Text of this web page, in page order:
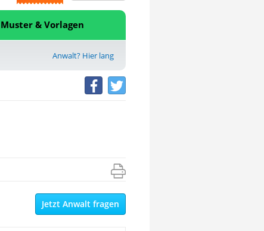
Muster & Vorlagen
Anwalt? Hier lang
Jetzt Anwalt fragen